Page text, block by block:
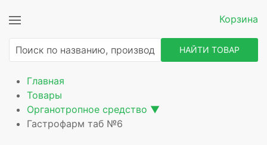
Корзина
НАЙТИ ТОВАР
Главная
Товары
Органотропное средство ▼
Гастрофарм таб №6